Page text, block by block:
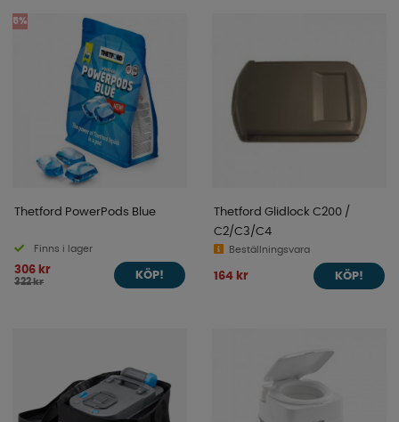
5%
Thetford PowerPods Blue
Finns i lager
306 kr
322 kr
KÖP!
Thetford Glidlock C200 /
C2/C3/C4
Beställningsvara
164 kr KÖP!